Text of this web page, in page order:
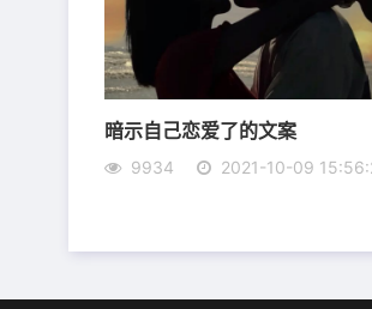
10、 男人不喝酒，活的像条
11、 两腿一站，喝了不算。
12、 不会喝酒，前途没有。
13、 酒量不高怕丢愁，自我
14、 感情铁不铁，铁，那
15、 辣酒涮牙，啤酒当茶。
暗示自己恋爱了的文案
9934 2021-10-09